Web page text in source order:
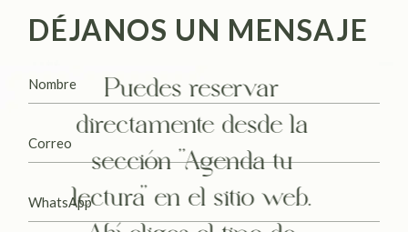
Puedes reservar
directamente desde la
sección "Agenda tu
lectura" en el sitio web.
DÉJANOS UN MENSAJE